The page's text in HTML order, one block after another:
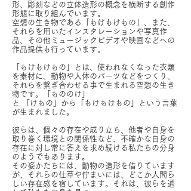
形、彫刻などの立体造形の概念を横断する創作
形態に取り組んでいます。
空想の生き物である「もけもけもの」、また、
それらを用いたインスタレーションや写真作
品、その他ミュージックビデオや映画などへの
作品提供も行っています。
「もけもけもの」とは、使われなくなった衣類
を素材に、動物や人体のパーツなどをつくり、
それらを繋ぎ合わせる事で生まれる空想の生き
物です。「もののけ」
と 「けもの」から「もけもけもの」という言葉
が生まれました。
彼らは、個々の存在や成り立ち、他者や自身を
取り巻く環境との関係性など、不確かな自身の
存在に対し常に答えを求め続ける私たちの分身
のようでもあります。
その姿かたちには、動物の造形を借りています
が、それらの仕草や佇まいには、どこか人間ら
しい存在感を宿しています。それは、彼らを通